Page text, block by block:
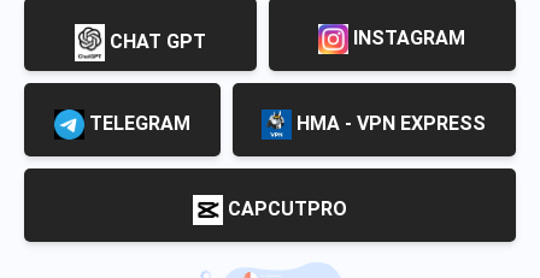
CHAT GPT INSTAGRAM
TELEGRAM HMA - VPN EXPRESS
CAPCUTPRO